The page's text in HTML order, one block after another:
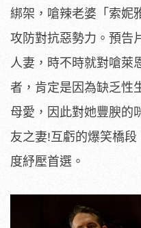
綁架，嗆辣老婆「索妮
攻防對抗惡勢力。預告
人妻，時不時就對嗆萊
者，肯定是因為缺乏性
母愛，因此對她豐腴的
友之妻!互虧的爆笑橋
度紓壓首選。